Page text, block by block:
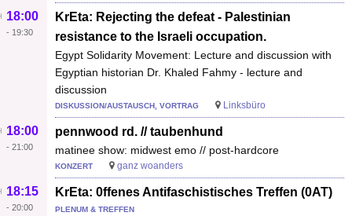
KrEta: Rejecting the defeat - Palestinian
resistance to the Israeli occupation.
Egypt Solidarity Movement: Lecture and discussion with
Egyptian historian Dr. Khaled Fahmy - lecture and
discussion
18:00
- 19:30
DISKUSSION/AUSTAUSCH, VORTRAG Linksbüro
pennwood rd. // taubenhund
matinee show: midwest emo // post-hardcore
18:00
- 21:00
KONZERT ganz woanders
KrEta: 0ffenes Antifaschistisches Treffen (0AT)
18:15
- 20:00 PLENUM & TREFFEN